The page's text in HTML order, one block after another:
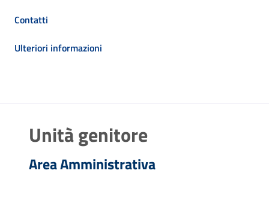
Contatti
Ulteriori informazioni
Unità genitore
Area Amministrativa